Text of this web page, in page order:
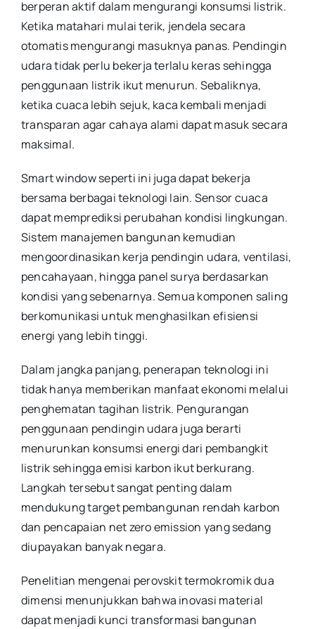
berperan aktif dalam mengurangi konsumsi listrik.
Ketika matahari mulai terik, jendela secara
otomatis mengurangi masuknya panas. Pendingin
udara tidak perlu bekerja terlalu keras sehingga
penggunaan listrik ikut menurun. Sebaliknya,
ketika cuaca lebih sejuk, kaca kembali menjadi
transparan agar cahaya alami dapat masuk secara
maksimal.
Smart window seperti ini juga dapat bekerja
bersama berbagai teknologi lain. Sensor cuaca
dapat memprediksi perubahan kondisi lingkungan.
Sistem manajemen bangunan kemudian
mengoordinasikan kerja pendingin udara, ventilasi,
pencahayaan, hingga panel surya berdasarkan
kondisi yang sebenarnya. Semua komponen saling
berkomunikasi untuk menghasilkan efisiensi
energi yang lebih tinggi.
Dalam jangka panjang, penerapan teknologi ini
tidak hanya memberikan manfaat ekonomi melalui
penghematan tagihan listrik. Pengurangan
penggunaan pendingin udara juga berarti
menurunkan konsumsi energi dari pembangkit
listrik sehingga emisi karbon ikut berkurang.
Langkah tersebut sangat penting dalam
mendukung target pembangunan rendah karbon
dan pencapaian net zero emission yang sedang
diupayakan banyak negara.
Penelitian mengenai perovskit termokromik dua
dimensi menunjukkan bahwa inovasi material
dapat menjadi kunci transformasi bangunan